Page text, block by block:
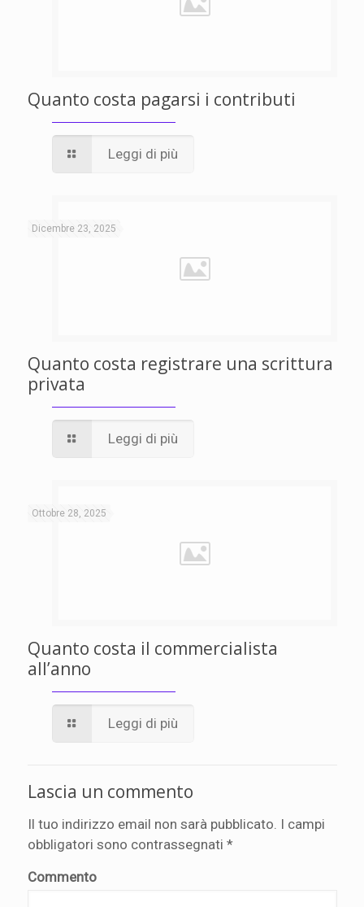
Quanto costa pagarsi i contributi
Leggi di più
Dicembre 23, 2025
Quanto costa registrare una scrittura
privata
Leggi di più
Ottobre 28, 2025
Quanto costa il commercialista
all’anno
Leggi di più
Lascia un commento
Il tuo indirizzo email non sarà pubblicato. I campi
obbligatori sono contrassegnati *
Commento